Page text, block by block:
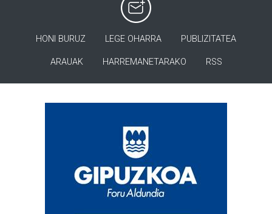
HONI BURUZ LEGE OHARRA PUBLIZITATEA
ARAUAK HARREMANETARAKO RSS